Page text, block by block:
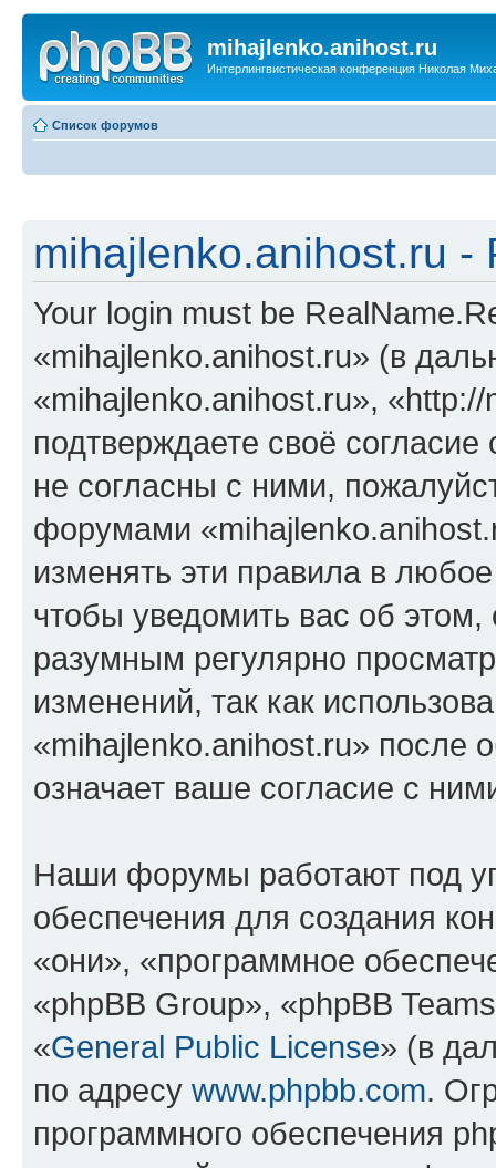
mihajlenko.anihost.ru
Интерлингвистическая конференция Николая
Список форумов
mihajlenko.anihost.ru -
Your login must be
«mihajlenko.anihost.ru» (в
«mihajlenko.anihost.ru»,
подтверждаете своё
не согласны с ними,
форумами
изменять эти правила в
чтобы уведомить вас об
разумным регулярно
изменений, так как
«mihajlenko.anihost.ru» после
означает ваше согласие с
Наши форумы работают под
обеспечения для создания
«они», «программное
«phpBB Group», «phpBB
«General Public License» (в
по адресу www.phpbb.com.
программного обеспечения